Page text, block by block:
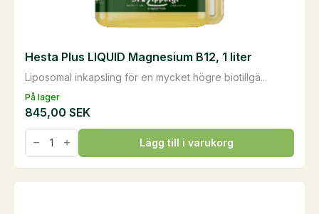
På lager
Liposomal inkapsling för en mycket högre biotillgä...
Hesta Plus LIQUID Magnesium B12, 1 liter
845,00 SEK
Hesta
Plus
LIQUID
Magnesium
Lägg till i varukorg